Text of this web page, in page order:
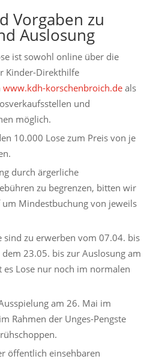
Vorgaben zu
Auslosung
ist sowohl online über die
Kinder-Direkthilfe
www.kdh-korschenbroich.deals
und
möglich.
10.000 Lose zum Preis von je
durch ärgerliche
zu begrenzen, bitten wir
um Mindestbuchung von jeweils
sind zu erwerben vom 07.04. bis
23.05. bis zur Auslosung am
Lose nur noch im normalen
am 26. Mai im
Rahmen der Unges-Pengste
öffentlich einsehbaren